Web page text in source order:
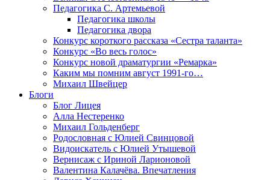
Педагогика С. Артемьевой
Педагогика школы
Педагогика двора
Конкурс короткого рассказа «Сестра таланта»
Конкурс «Во весь голос»
Конкурс новой драматургии «Ремарка»
Каким мы помним август 1991-го…
Михаил Швейцер
Блоги
Блог Лицея
Алла Нестеренко
Михаил Гольденберг
Родословная с Юлией Свинцовой
Видоискатель с Юлией Утышевой
Вернисаж с Ириной Ларионовой
Валентина Калачёва. Впечатления